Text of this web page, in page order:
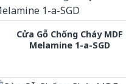
Cửa Gỗ Chống Cháy MDF
Melamine 1-a-SGD